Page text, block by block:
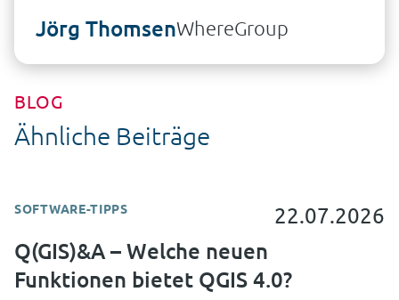
BLOG
Ähnliche Beiträge
SOFTWARE-TIPPS 22.07.2026
Q(GIS)&A – Welche neuen
Funktionen bietet QGIS 4.0?
Jörg ThomsenWhereGroup